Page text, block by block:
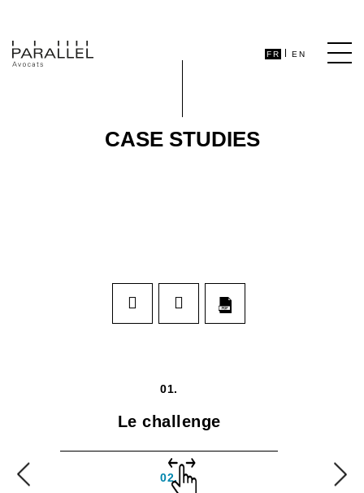
FR EN
CASE STUDIES
01.
Le challenge
02.